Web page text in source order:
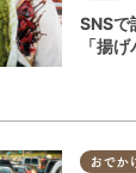
SNSで
「揚
いる
おでか